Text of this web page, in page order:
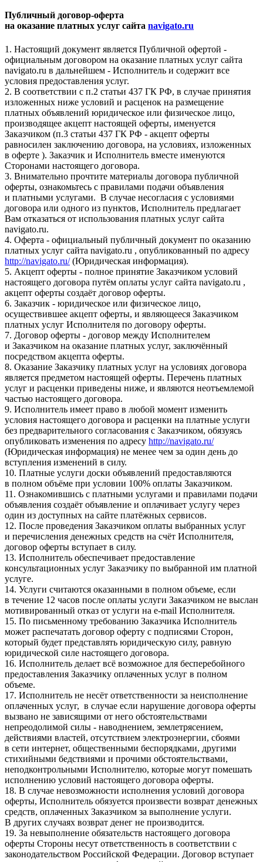
Публичный договор-оферта
на оказание платных услуг сайта navigato.ru
1. Настоящий документ является Публичной офертой -
официальным договором на оказание платных услуг сайта
navigato.ru в дальнейшем - Исполнитель и содержит все
условия предоставления услуг.
2. В соответствии с п.2 статьи 437 ГК РФ, в случае принятия
изложенных ниже условий и расценок на размещение
платных объявлений юридическое или физическое лицо,
производящее акцепт настоящей оферты, именуется
Заказчиком (п.3 статьи 437 ГК РФ - акцепт оферты
равносилен заключению договора, на условиях, изложенных
в оферте ). Заказчик и Исполнитель вместе именуются
Сторонами настоящего договора.
3. Внимательно прочтите материалы договора публичной
оферты, ознакомьтесь с правилами подачи объявления
и платными услугами. В случае несогласия с условиями
договора или одного из пунктов, Исполнитель предлагает
Вам отказаться от использования платных услуг сайта
navigato.ru.
4. Оферта - официальный публичный документ по оказанию
платных услуг сайта navigato.ru , опубликованный по адресу
http://navigato.ru/(Юридическая информация).
5. Акцепт оферты - полное принятие Заказчиком условий
настоящего договора путём оплаты услуг сайта navigato.ru ,
акцепт оферты создаёт договор оферты.
6. Заказчик - юридическое или физическое лицо,
осуществившее акцепт оферты, и являющееся Заказчиком
платных услуг Исполнителя по договору оферты.
7. Договор оферты - договор между Исполнителем
и Заказчиком на оказание платных услуг, заключённый
посредством акцепта оферты.
8. Оказание Заказчику платных услуг на условиях договора
является предметом настоящей оферты. Перечень платных
услуг и расценки приведены ниже, и являются неотъемлемой
частью настоящего договора.
9. Исполнитель имеет право в любой момент изменить
условия настоящего договора и расценки на платные услуги
без предварительного согласования с Заказчиком, обязуясь
опубликовать изменения по адресу http://navigato.ru/
(Юридическая информация) не менее чем за один день до
вступления изменений в силу.
10. Платные услуги доски объявлений предоставляются
в полном объёме при условии 100% оплаты Заказчиком.
11. Ознакомившись с платными услугами и правилами подачи
объявления создаёт объявление и оплачивает услугу через
один из доступных на сайте платёжных сервисов.
12. После проведения Заказчиком оплаты выбранных услуг
и перечисления денежных средств на счёт Исполнителя,
договор оферты вступает в силу.
13. Исполнитель обеспечивает предоставление
консультационных услуг Заказчику по выбранной им платной
услуге.
14. Услуги считаются оказанными в полном объеме, если
в течение 12 часов после оплаты услуги Заказчиком не выслан
мотивированный отказ от услуги на e-mail Исполнителя.
15. По письменному требованию Заказчика Исполнитель
может распечатать договор оферту с подписями Сторон,
который будет представлять юридическую силу, равную
юридической силе настоящего договора.
16. Исполнитель делает всё возможное для бесперебойного
предоставления Заказчику оплаченных услуг в полном
объеме.
17. Исполнитель не несёт ответственности за неисполнение
оплаченных услуг, в случае если нарушение договора оферты
вызвано не зависящими от него обстоятельствами
непреодолимой силы - наводнением, землетрясением,
действиями властей, отсутствием электроэнергии, сбоями
в сети интернет, общественными беспорядками, другими
стихийными бедствиями и прочими обстоятельствами,
неподконтрольными Исполнителю, которые могут помешать
исполнению условий настоящего договора оферты.
18. В случае невозможности исполнения условий договора
оферты, Исполнитель обязуется произвести возврат денежных
средств, оплаченных Заказчиком за выполнение услуги.
В других случаях возврат денег не производится.
19. За невыполнение обязательств настоящего договора
оферты Стороны несут ответственность в соответствии с
законодательством Российской Федерации. Договор вступает